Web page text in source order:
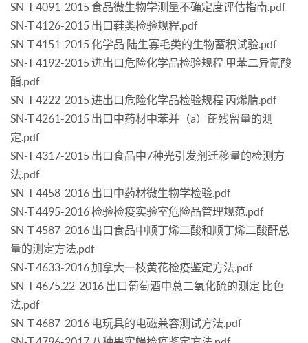
SN-T 4091-2015 食品微生物学测量不确定度评估指南.pdf
SN-T 4126-2015 出口鞋类检验规程.pdf
SN-T 4151-2015 化学品 陆生寡毛类的生物蓄积试验.pdf
SN-T 4192-2015 进出口危险化学品检验规程 甲苯二异氰酸
酯.pdf
SN-T 4222-2015 进出口危险化学品检验规程 丙烯腈.pdf
SN-T 4261-2015 出口中药材中苯并（a）芘残留量的测
定.pdf
SN-T 4317-2015 出口食品中7种光引发剂迁移量的检测方
法.pdf
SN-T 4458-2016 出口中药材微生物学检验.pdf
SN-T 4495-2016 检验检疫实验室危险品管理规范.pdf
SN-T 4587-2016 出口食品中顺丁烯二酸和顺丁烯二酸酐总
量的测定方法.pdf
SN-T 4633-2016 加拿大一枝黄花检疫鉴定方法.pdf
SN-T 4675.22-2016 出口葡萄酒中总二氧化硫的测定 比色
法.pdf
SN-T 4687-2016 电玩具的电磁兼容测试方法.pdf